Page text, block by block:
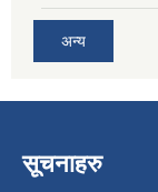
अन्य
सूचनाहरु